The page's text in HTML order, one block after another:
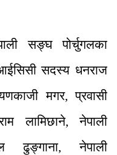
सङ्घ पोर्चुगलका
सदस्य धनराज
मगर, प्रवासी
लामिछाने, नेपाली
ढुङ्गाना, नेपाली